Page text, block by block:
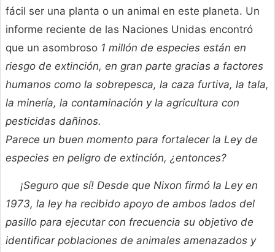
fácil ser una planta o un animal en este planeta. Un
informe reciente de las Naciones Unidas encontró
que un asombroso 1 millón de especies están en
riesgo de extinción, en gran parte gracias a factores
humanos como la sobrepesca, la caza furtiva, la tala,
la minería, la contaminación y la agricultura con
pesticidas dañinos.
Parece un buen momento para fortalecer la Ley de
especies en peligro de extinción, ¿entonces?
¡Seguro que sí! Desde que Nixon firmó la Ley en
1973, la ley ha recibido apoyo de ambos lados del
pasillo para ejecutar con frecuencia su objetivo de
identificar poblaciones de animales amenazados y